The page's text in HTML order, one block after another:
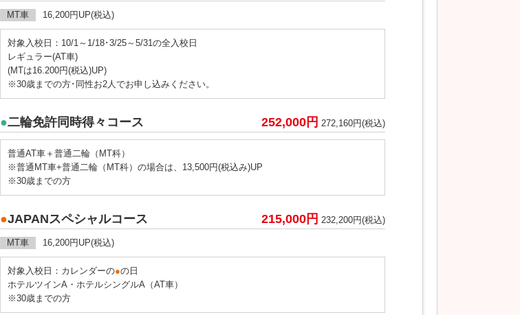
MT車 16,200円UP(税込)
対象入校日：10/1～1/18･3/25～5/31の全入校日
レギュラー(AT車)
(MTは16.200円(税込)UP)
※30歳までの方･同性お2人でお申し込みください。
●二輪免許同時得々コース 252,000円 272,160円(税込)
普通AT車＋普通二輪（MT科）
※普通MT車+普通二輪（MT科）の場合は、13,500円(税込み)UP
※30歳までの方
●JAPANスペシャルコース 215,000円 232,200円(税込)
MT車 16,200円UP(税込)
対象入校日：カレンダーの●の日
ホテルツインA・ホテルシングルA（AT車）
※30歳までの方